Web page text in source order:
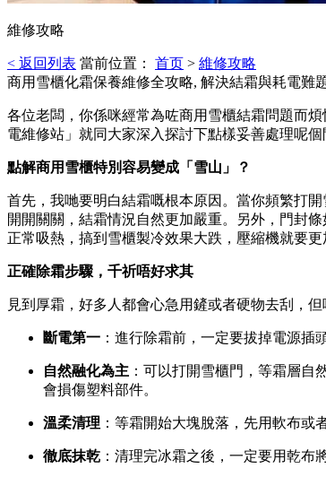
維修攻略
< 返回列表 當前位置： 首页 > 維修攻略
商用雪櫃化霜保養維修全攻略, 解決結霜與耗電難
各位老闆，你係咪經常為咗商用雪櫃結霜問題而
電維修站」就同大家深入探討下點樣妥善處理呢個
點解商用雪櫃特別容易變成「雪山」？
首先，我哋要明白結霜嘅根本原因。當你頻繁打
開開關關，結霜情況自然更加嚴重。另外，門封
正常吸熱，搞到雪櫃製冷效果大跌，壓縮機就要
正確除霜步驟，千祈唔好求其
見到厚霜，好多人都會心急用鏟或者硬物去刮，
斷電第一 ：進行除霜前，一定要拔掉電源插
自然融化為主 ：可以打開雪櫃門，等霜層自
會損傷塑料部件。
溫柔清理 ：等霜開始大塊脫落，先用軟布或
徹底抹乾 ：清理完冰霜之後，一定要用乾布